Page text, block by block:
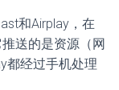
和Airplay，在
送的是资源（网
都经过手机处理